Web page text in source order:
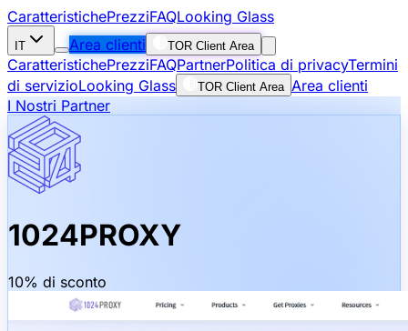
CaratteristichePrezziFAQLooking Glass
IT Area clienti TOR Client Area
CaratteristichePrezziFAQPartnerPolitica di privacyTermini
di servizioLooking Glass TOR Client Area Area clienti
I Nostri Partner
1024PROXY
10% di sconto